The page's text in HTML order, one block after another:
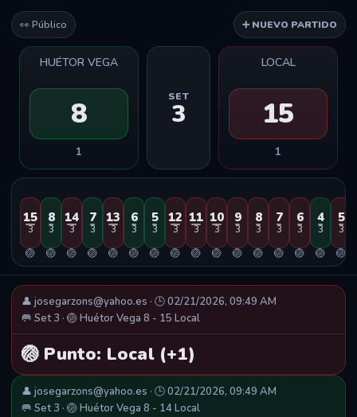
👀 Público ➕ NUEVO PARTIDO
HUÉTOR VEGA
8
1
SET
3
LOCAL
15
1
15
3
🏐
8
3
🏐
14
3
🏐
7
3
🏐
13
3
🏐
6
3
🏐
5
3
🏐
12
3
🏐
11
3
🏐
10
3
🏐
9
3
🏐
8
3
🏐
7
3
🏐
6
3
🏐
4
3
🏐
5
3
🏐
👤 josegarzons@yahoo.es · 🕒 02/21/2026, 09:49 AM
🥅 Set 3 · 🏐 Huétor Vega 8 - 15 Local
🏐 Punto: Local (+1)
👤 josegarzons@yahoo.es · 🕒 02/21/2026, 09:49 AM
🥅 Set 3 · 🏐 Huétor Vega 8 - 14 Local